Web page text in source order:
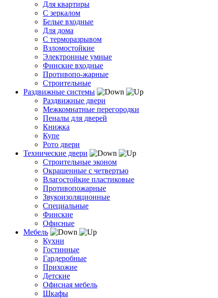
Для квартиры
С зеркалом
Белые входные
Для дома
С терморазрывом
Взломостойкие
Электронные умные
Финские входные
Противопо-жарные
Строительные
Раздвижные системы
Раздвижные двери
Межкомнатные перегородки
Пеналы для дверей
Книжка
Купе
Рото двери
Технические двери
Строительные эконом
Окрашенные с четвертью
Влагостойкие пластиковые
Противопожарные
Звукоизоляционные
Специальные
Финские
Офисные
Мебель
Кухни
Гостинные
Гардеробные
Прихожие
Детские
Офисная мебель
Шкафы